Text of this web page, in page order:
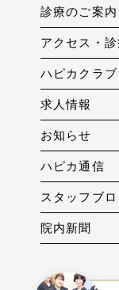
診療のご案内
アクセス・
ハピカクラブ
求人情報
お知らせ
ハピカ通信
スタッフブ
院内新聞